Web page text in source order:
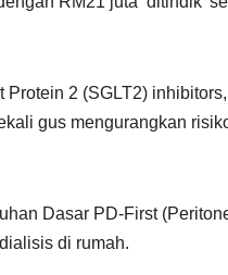
2 (SGLT2)
gus mengurangkan
Dasar PD-First
di rumah.